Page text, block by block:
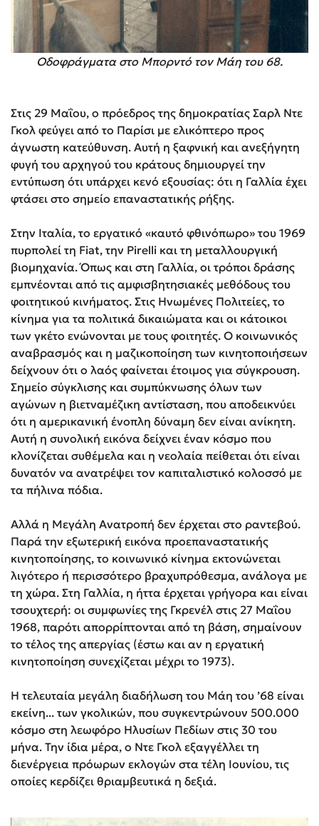
Οδοφράγματα στο Μπορντό τον Μάη του 68.
Στις 29 Μαΐου, ο πρόεδρος της δημοκρατίας Σαρλ Ντε
Γκολ φεύγει από το Παρίσι με ελικόπτερο προς
άγνωστη κατεύθυνση. Αυτή η ξαφνική και ανεξήγητη
φυγή του αρχηγού του κράτους δημιουργεί την
εντύπωση ότι υπάρχει κενό εξουσίας: ότι η Γαλλία έχει
φτάσει στο σημείο επαναστατικής ρήξης.
Στην Ιταλία, το εργατικό «καυτό φθινόπωρο» του 1969
πυρπολεί τη Fiat, την Pirelli και τη μεταλλουργική
βιομηχανία. Όπως και στη Γαλλία, οι τρόποι δράσης
εμπνέονται από τις αμφισβητησιακές μεθόδους του
φοιτητικού κινήματος. Στις Ηνωμένες Πολιτείες, το
κίνημα για τα πολιτικά δικαιώματα και οι κάτοικοι
των γκέτο ενώνονται με τους φοιτητές. Ο κοινωνικός
αναβρασμός και η μαζικοποίηση των κινητοποιήσεων
δείχνουν ότι ο λαός φαίνεται έτοιμος για σύγκρουση.
Σημείο σύγκλισης και συμπύκνωσης όλων των
αγώνων η βιετναμέζικη αντίσταση, που αποδεικνύει
ότι η αμερικανική ένοπλη δύναμη δεν είναι ανίκητη.
Αυτή η συνολική εικόνα δείχνει έναν κόσμο που
κλονίζεται συθέμελα και η νεολαία πείθεται ότι είναι
δυνατόν να ανατρέψει τον καπιταλιστικό κολοσσό με
τα πήλινα πόδια.
Αλλά η Μεγάλη Ανατροπή δεν έρχεται στο ραντεβού.
Παρά την εξωτερική εικόνα προεπαναστατικής
κινητοποίησης, το κοινωνικό κίνημα εκτονώνεται
λιγότερο ή περισσότερο βραχυπρόθεσμα, ανάλογα με
τη χώρα. Στη Γαλλία, η ήττα έρχεται γρήγορα και είναι
τσουχτερή: οι συμφωνίες της Γκρενέλ στις 27 Μαΐου
1968, παρότι απορρίπτονται από τη βάση, σημαίνουν
το τέλος της απεργίας (έστω και αν η εργατική
κινητοποίηση συνεχίζεται μέχρι το 1973).
Η τελευταία μεγάλη διαδήλωση του Μάη του ’68 είναι
εκείνη... των γκολικών, που συγκεντρώνουν 500.000
κόσμο στη λεωφόρο Ηλυσίων Πεδίων στις 30 του
μήνα. Την ίδια μέρα, ο Ντε Γκολ εξαγγέλλει τη
διενέργεια πρόωρων εκλογών στα τέλη Ιουνίου, τις
οποίες κερδίζει θριαμβευτικά η δεξιά.